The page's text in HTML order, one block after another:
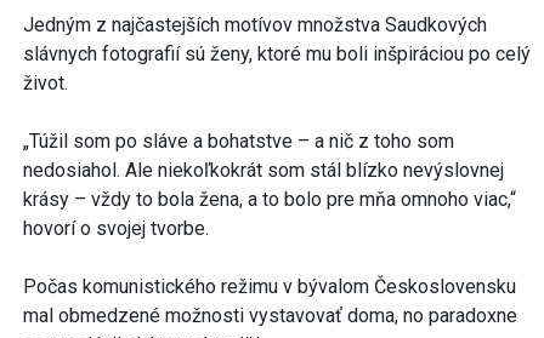
Jedným z najčastejších motívov množstva Saudkových
slávnych fotografií sú ženy, ktoré mu boli inšpiráciou po celý
život.
„Túžil som po sláve a bohatstve – a nič z toho som
nedosiahol. Ale niekoľkokrát som stál blízko nevýslovnej
krásy – vždy to bola žena, a to bolo pre mňa omnoho viac,“
hovorí o svojej tvorbe.
Počas komunistického režimu v bývalom Československu
mal obmedzené možnosti vystavovať doma, no paradoxne